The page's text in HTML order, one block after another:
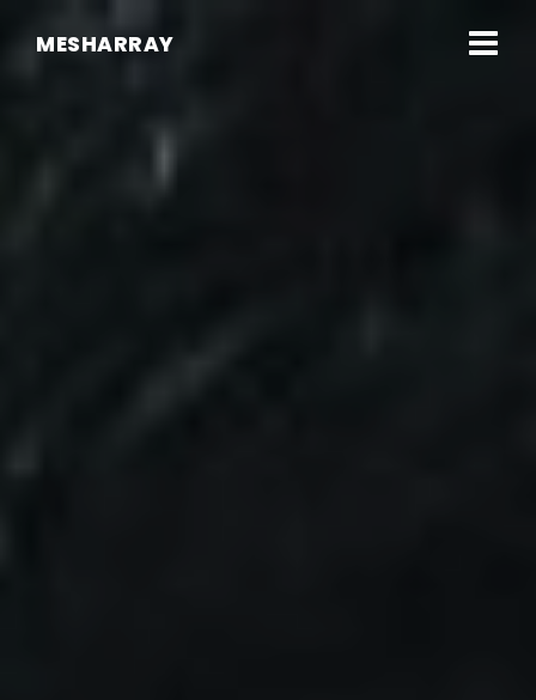
MESHARRAY